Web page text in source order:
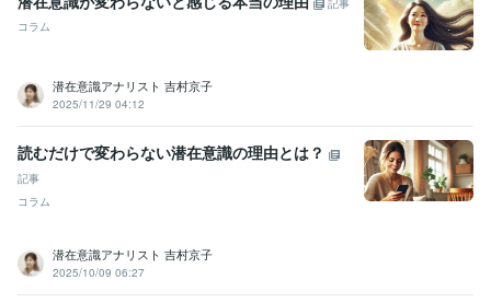
記事
コラム
潜在意識アナリスト 吉村京子
2025/11/29 04:12
読むだけで変わらない潜在意識の理由とは？
記事
コラム
潜在意識アナリスト 吉村京子
2025/10/09 06:27